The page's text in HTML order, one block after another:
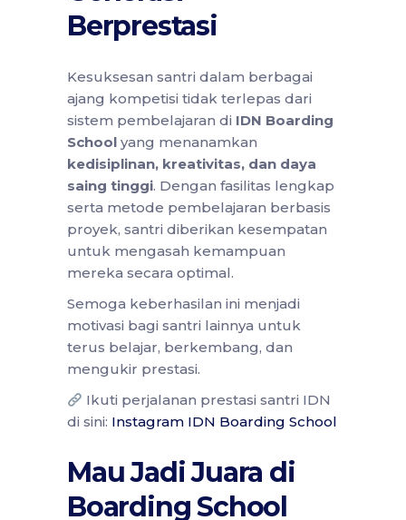
Berprestasi
Kesuksesan santri dalam berbagai
ajang kompetisi tidak terlepas dari
sistem pembelajaran di IDN Boarding
School yang menanamkan
kedisiplinan, kreativitas, dan daya
saing tinggi. Dengan fasilitas lengkap
serta metode pembelajaran berbasis
proyek, santri diberikan kesempatan
untuk mengasah kemampuan
mereka secara optimal.
Semoga keberhasilan ini menjadi
motivasi bagi santri lainnya untuk
terus belajar, berkembang, dan
mengukir prestasi.
Ikuti perjalanan prestasi santri IDN
di sini: Instagram IDN Boarding School
Mau Jadi Juara di
Boarding School